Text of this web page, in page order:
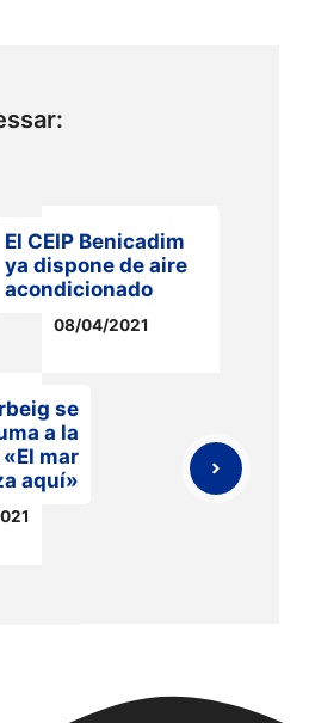
El CEIP Benicadim
ya dispone de aire
acondicionado
08/04/2021
se
a la
mar
aquí»